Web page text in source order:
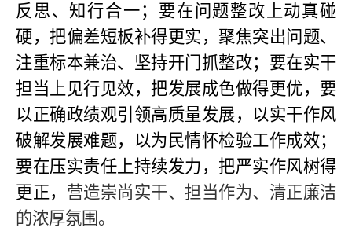
反思、知行合一；要在问题整改上动真碰
硬，把偏差短板补得更实，聚焦突出问题、
注重标本兼治、坚持开门抓整改；要在实干
担当上见行见效，把发展成色做得更优，要
以正确政绩观引领高质量发展，以实干作风
破解发展难题，以为民情怀检验工作成效；
要在压实责任上持续发力，把严实作风树得
更正， 营造崇尚实干、担当作为、清正廉洁
的浓厚氛围。